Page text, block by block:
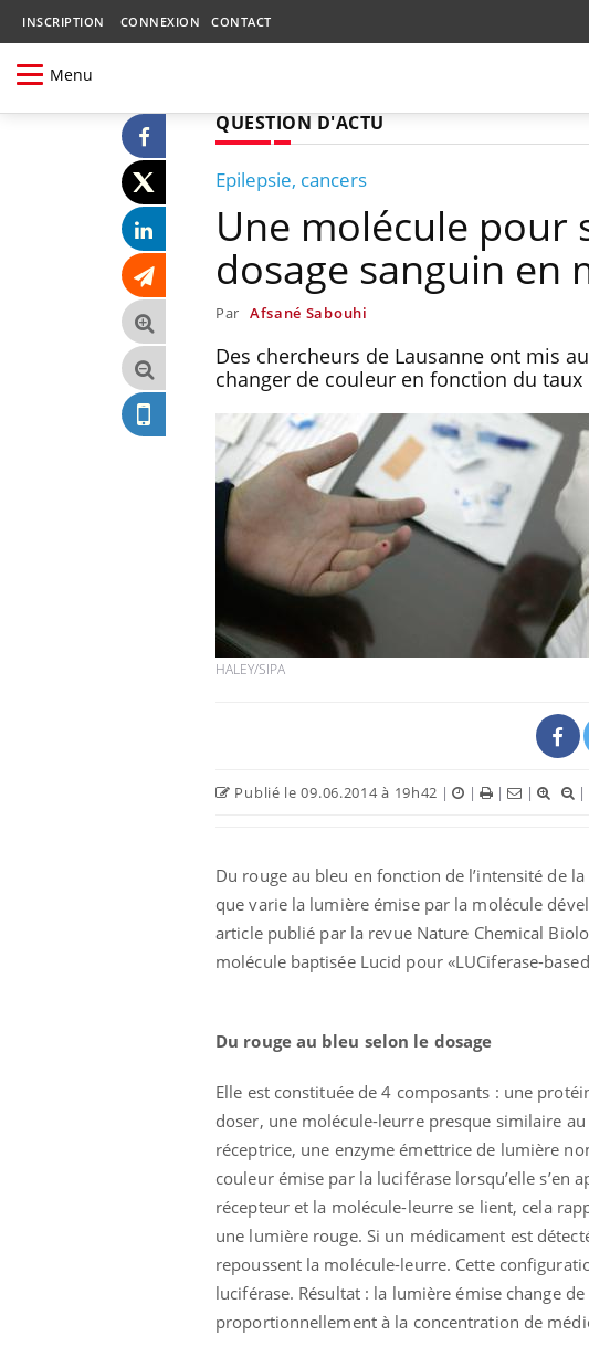
INSCRIPTION CONNEXION CONTACT
Menu
QUESTION D'ACTU
Epilepsie, cancers
Une molécule pour
dosage sanguin en
Par Afsané Sabouhi
Des chercheurs de Lausanne ont mis
changer de couleur en fonction du
HALEY/SIPA
Publié le 09.06.2014 à 19h42 | | | | |
Du rouge au bleu en fonction de l’intensité de
que varie la lumière émise par la molécule
article publié par la revue Nature Chemical
molécule baptisée Lucid pour «LUCiferase-
Du rouge au bleu selon le dosage
Elle est constituée de 4 composants : une
doser, une molécule-leurre presque similaire
réceptrice, une enzyme émettrice de lumière
couleur émise par la luciférase lorsqu’elle s’en
récepteur et la molécule-leurre se lient, cela
une lumière rouge. Si un médicament est
repoussent la molécule-leurre. Cette
luciférase. Résultat : la lumière émise change
proportionnellement à la concentration de
Youtube
Eczéma
expliquer ma
Il y a des sujets
d'autres non !
questions sur
montrer ...